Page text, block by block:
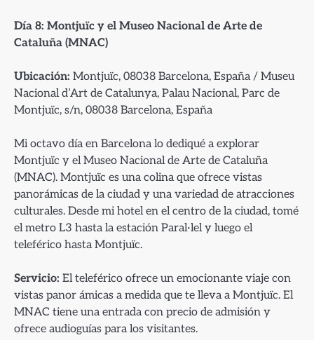
Día 8: Montjuïc y el Museo Nacional de Arte de
Cataluña (MNAC)
Ubicación: Montjuïc, 08038 Barcelona, España / Museu
Nacional d’Art de Catalunya, Palau Nacional, Parc de
Montjuïc, s/n, 08038 Barcelona, España
Mi octavo día en Barcelona lo dediqué a explorar
Montjuïc y el Museo Nacional de Arte de Cataluña
(MNAC). Montjuïc es una colina que ofrece vistas
panorámicas de la ciudad y una variedad de atracciones
culturales. Desde mi hotel en el centro de la ciudad, tomé
el metro L3 hasta la estación Paral·lel y luego el
teleférico hasta Montjuïc.
Servicio: El teleférico ofrece un emocionante viaje con
vistas panor ámicas a medida que te lleva a Montjuïc. El
MNAC tiene una entrada con precio de admisión y
ofrece audioguías para los visitantes.